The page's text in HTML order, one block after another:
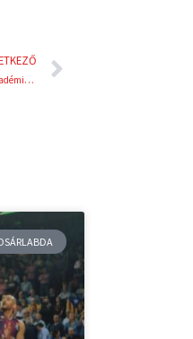
Nagy Roland az első magyar, aki felvételt nyert egy Forma-1-es akadémiára